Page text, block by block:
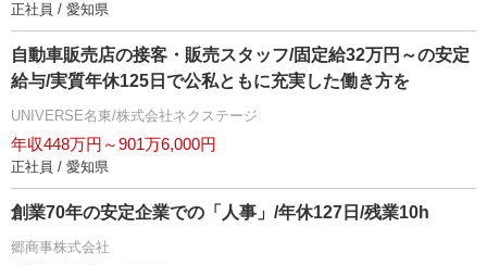
正社員 / 愛知県
自動車販売店の接客・販売スタッフ/固定給32万円～の安定
給与/実質年休125日で公私ともに充実した働き方を
UNIVERSE名東/株式会社ネクステージ
年収448万円～901万6,000円
正社員 / 愛知県
創業70年の安定企業での「人事」/年休127日/残業10h
郷商事株式会社